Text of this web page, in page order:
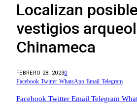
Localizan
vestigios
Chinameca
FEBRERO 28, 20230
Facebook Twitter WhatsApp Email Telegram
Facebook Twitter Email Telegram